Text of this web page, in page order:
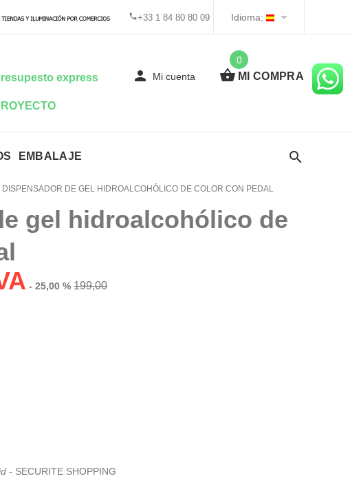
+33 1 84 80 80 09 Idioma:
express Mi cuenta
0
MI COMPRA
EMBALAJE
DE GEL HIDROALCOHÓLICO DE COLOR CON PEDAL
gel hidroalcohólico de
- 25,00 % 199,00
- SECURITE SHOPPING